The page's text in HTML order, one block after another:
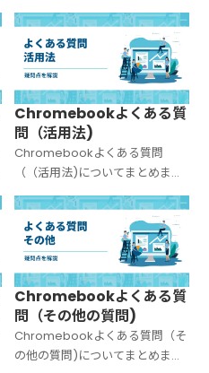
とめました。
Chromebookよくある質
問（活用法)
Chromebookよくある質問
（（活用法)についてまとめまし
た。
Chromebookよくある質
問（その他の質問)
Chromebookよくある質問（そ
の他の質問)についてまとめまし